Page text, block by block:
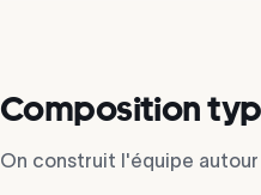
Composition
On construit l'équipe